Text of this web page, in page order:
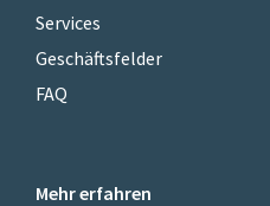
Services
Geschäftsfelder
FAQ
Mehr erfahren